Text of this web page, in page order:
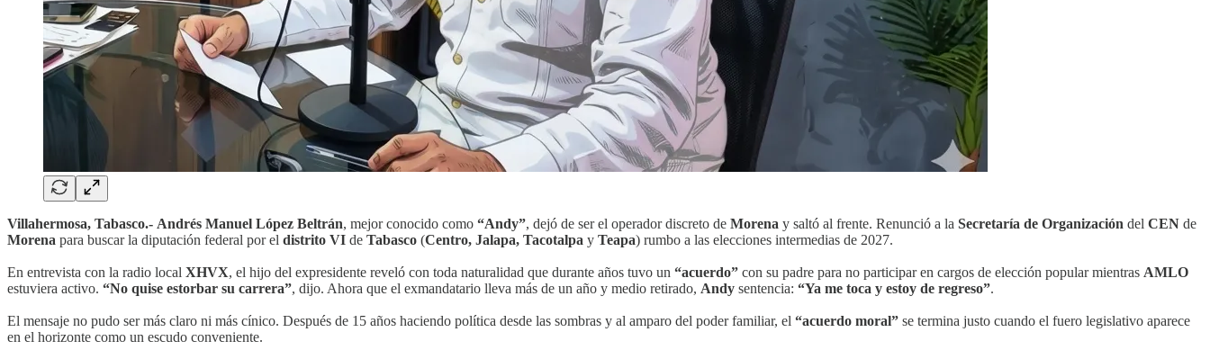
Villahermosa, Tabasco.- Andrés Manuel López Beltrán, mejor conocido como “Andy”, dejó de ser el operador discreto de Morena y saltó al frente. Renunció a la Secretaría de Organización del CEN de
Morena para buscar la diputación federal por el distrito VI de Tabasco (Centro, Jalapa, Tacotalpa y Teapa) rumbo a las elecciones intermedias de 2027.
En entrevista con la radio local XHVX, el hijo del expresidente reveló con toda naturalidad que durante años tuvo un “acuerdo” con su padre para no participar en cargos de elección popular mientras AMLO
estuviera activo. “No quise estorbar su carrera”, dijo. Ahora que el exmandatario lleva más de un año y medio retirado, Andy sentencia: “Ya me toca y estoy de regreso”.
El mensaje no pudo ser más claro ni más cínico. Después de 15 años haciendo política desde las sombras y al amparo del poder familiar, el “acuerdo moral” se termina justo cuando el fuero legislativo aparece
en el horizonte como un escudo conveniente.